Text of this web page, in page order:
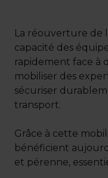
La réouverture de
capacité des
rapidement face à
mobiliser des
sécuriser
transport.
Grâce à cette
bénéficient
et pérenne,